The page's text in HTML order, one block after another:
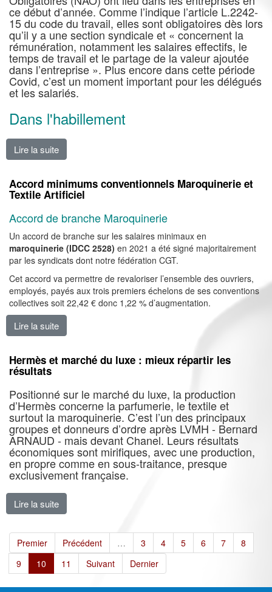
ce début d’année. Comme l’indique l’article L.2242-
15 du code du travail, elles sont obligatoires dès lors
qu’il y a une section syndicale et « concernent la
rémunération, notamment les salaires effectifs, le
temps de travail et le partage de la valeur ajoutée
dans l’entreprise ». Plus encore dans cette période
Covid, c’est un moment important pour les délégués
et les salariés.
Dans l'habillement
Lire la suite
Accord minimums conventionnels Maroquinerie et
Textile Artificiel
Accord de branche Maroquinerie
Un accord de branche sur les salaires minimaux en
maroquinerie (IDCC 2528) en 2021 a été signé majoritairement
par les syndicats dont notre fédération CGT.
Cet accord va permettre de revaloriser l’ensemble des ouvriers,
employés, payés aux trois premiers échelons de ses conventions
collectives soit 22,42 € donc 1,22 % d’augmentation.
Lire la suite de Accord minimums conventionnels Maroquinerie
Hermès et marché du luxe : mieux répartir les
résultats
Positionné sur le marché du luxe, la production
d’Hermès concerne la parfumerie, le textile et
surtout la maroquinerie. C’est l’un des principaux
groupes et donneurs d’ordre après LVMH - Bernard
ARNAUD - mais devant Chanel. Leurs résultats
économiques sont mirifiques, avec une production,
en propre comme en sous-traitance, presque
exclusivement française.
Lire la suite
Premier Précédent … 3 4 5 6 7
8
9
10 11 Suivant Dernier